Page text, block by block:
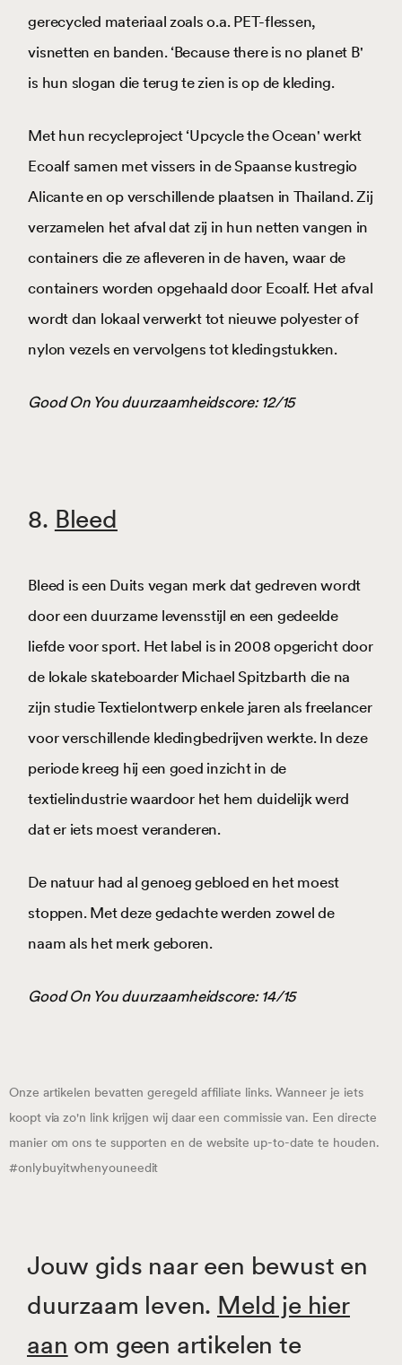
gerecycled materiaal zoals o.a. PET-flessen,
visnetten en banden. ‘Because there is no planet B'
is hun slogan die terug te zien is op de kleding.
Met hun recycleproject ‘Upcycle the Ocean' werkt
Ecoalf samen met vissers in de Spaanse kustregio
Alicante en op verschillende plaatsen in Thailand. Zij
verzamelen het afval dat zij in hun netten vangen in
containers die ze afleveren in de haven, waar de
containers worden opgehaald door Ecoalf. Het afval
wordt dan lokaal verwerkt tot nieuwe polyester of
nylon vezels en vervolgens tot kledingstukken.
Good On You duurzaamheidscore: 12/15
8. Bleed
Bleed is een Duits vegan merk dat gedreven wordt
door een duurzame levensstijl en een gedeelde
liefde voor sport. Het label is in 2008 opgericht door
de lokale skateboarder Michael Spitzbarth die na
zijn studie Textielontwerp enkele jaren als freelancer
voor verschillende kledingbedrijven werkte. In deze
periode kreeg hij een goed inzicht in de
textielindustrie waardoor het hem duidelijk werd
dat er iets moest veranderen.
De natuur had al genoeg gebloed en het moest
stoppen. Met deze gedachte werden zowel de
naam als het merk geboren.
Good On You duurzaamheidscore: 14/15
Onze artikelen bevatten geregeld affiliate links. Wanneer je iets
koopt via zo'n link krijgen wij daar een commissie van. Een directe
manier om ons te supporten en de website up-to-date te houden.
#onlybuyitwhenyouneedit
Jouw gids naar een bewust en
duurzaam leven. Meld je hier
aan om geen artikelen te